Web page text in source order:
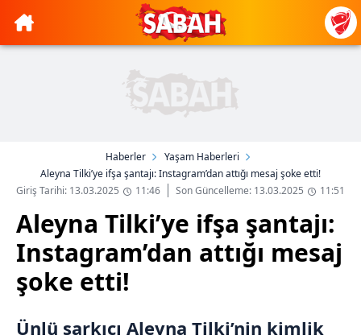
Haberler
Yaşam Haberleri
Aleyna Tilki’ye ifşa şantajı: Instagram’dan attığı mesaj şoke etti!
Giriş Tarihi: 13.03.2025
11:46 Son Güncelleme: 13.03.2025 11:51
Aleyna Tilki’ye ifşa şantajı:
Instagram’dan attığı mesaj
şoke etti!
Ünlü şarkıcı Aleyna Tilki’nin kimlik